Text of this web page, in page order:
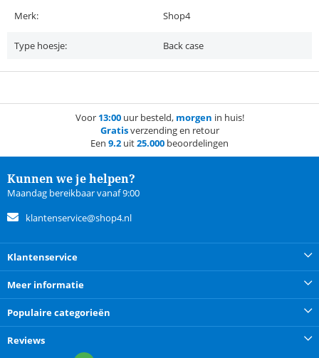
Merk: Shop4
Type hoesje: Back case
Voor 13:00uur besteld, morgen in huis!
Gratisverzending en retour
Een 9.2 uit25.000 beoordelingen
Kunnen we je helpen?
Maandag bereikbaar vanaf 9:00
klantenservice@shop4.nl
Klantenservice
Meer informatie
Populaire categorieën
Reviews